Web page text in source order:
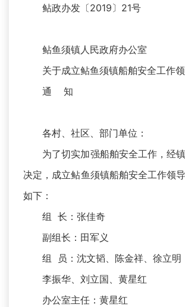
鲇政办发〔2019〕21号
鲇鱼须镇人民政府办公室
关于成立鲇鱼须镇船舶安全工作
通 知
各村、社区、部门单位：
为了切实加强船舶安全工作，经
决定，成立鲇鱼须镇船舶安全工作领
如下：
组 长：张佳奇
副组长：田军义
组 员：沈文韬、陈金祥、徐立明
李振华、刘立国、黄星红
办公室主任：黄星红